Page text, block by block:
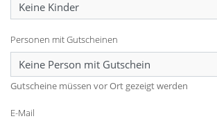
Personen mit Gutscheinen
Gutscheine müssen vor Ort gezeigt werden
E-Mail